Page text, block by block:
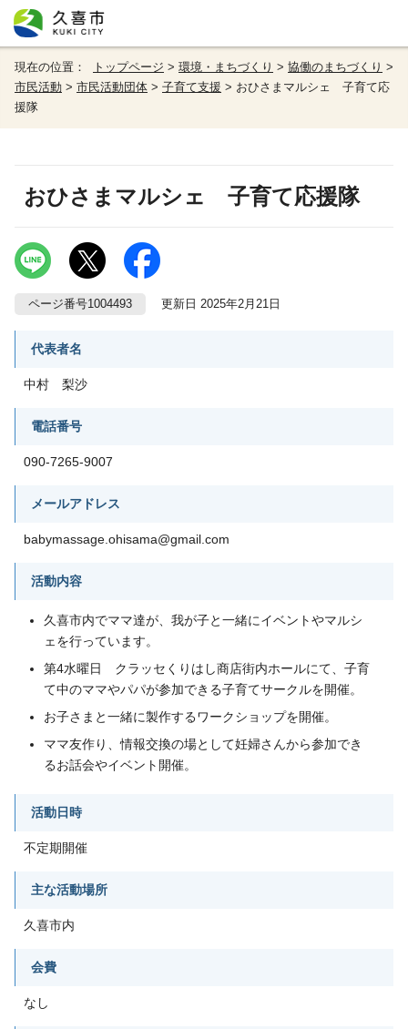
現在の位置： トップページ > 環境・まちづくり > 協働のまちづくり >
市民活動 > 市民活動団体 > 子育て支援 > おひさまマルシェ 子育て応
援隊
おひさまマルシェ 子育て応援隊
ページ番号1004493 更新日 2025年2月21日
代表者名
中村 梨沙
電話番号
090-7265-9007
メールアドレス
babymassage.ohisama@gmail.com
活動内容
久喜市内でママ達が、我が子と一緒にイベントやマルシ
ェを行っています。
第4水曜日 クラッセくりはし商店街内ホールにて、子育
て中のママやパパが参加できる子育てサークルを開催。
お子さまと一緒に製作するワークショップを開催。
ママ友作り、情報交換の場として妊婦さんから参加でき
るお話会やイベント開催。
活動日時
不定期開催
主な活動場所
久喜市内
会費
なし